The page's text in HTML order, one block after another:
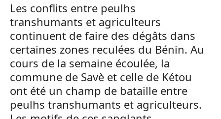
Les conflits entre peulhs
transhumants et agriculteurs
continuent de faire des dégâts dans
certaines zones reculées du Bénin. Au
cours de la semaine écoulée, la
commune de Savè et celle de Kétou
ont été un champ de bataille entre
peulhs transhumants et agriculteurs.